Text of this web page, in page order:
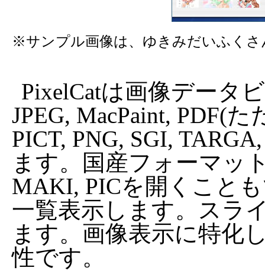
※サンプル画像は、ゆきみだいふく
PixelCatは画像データ
JPEG, MacPaint, PDF(
PICT, PNG, SGI,
ます。国産フォーマッ
MAKI, PICを開くこと
一覧表示します。スラ
ます。画像表示に特化
性です。